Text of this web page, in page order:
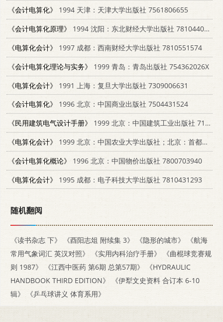
《会计电算化》
1994 天津：天津大学出版社 7561806655
《会计电算化原理》
1994 沈阳：东北财经大学出版社 7810440160
《电算化会计》
1997 成都：西南财经大学出版社 7810551574
《会计电算化理论与实务》
1999 青岛：青岛出版社 754362026X
《电算化会计》
1991 上海：复旦大学出版社 7309006631
《会计电算化》
1996 北京：中国商业出版社 7504431524
《民用建筑电气设计手册》
1999 北京：中国建筑工业出版社 7112037611
《电算化会计》
1999 北京：中国农业大学出版社；北京：首都经济贸易大学出版社 7810660616
《会计电算化概论》
1996 北京：中国物价出版社 7800703940
《电算化会计》
1995 成都：电子科技大学出版社 7810431293
随机翻阅
《读书杂志 下》 《酉阳志俎 附续集 3》 《隐形的城市》
《航海
常用气象词汇 英汉对照》
《实用内科治疗手册》
《曲棍球竞赛规
则 1987》
《江西中医药 第6期 总第57期》
《HYDRAULIC
HANDBOOK THIRD EDITION》
《伊犁文史资料 合订本 6-10
辑》
《乒乓球讲义 体育系用》